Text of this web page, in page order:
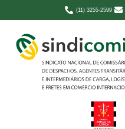
(11) 3255-2599